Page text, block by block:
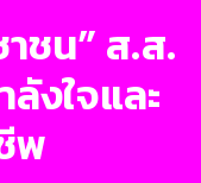
ชน” ส.ส.
งใจและ
พ